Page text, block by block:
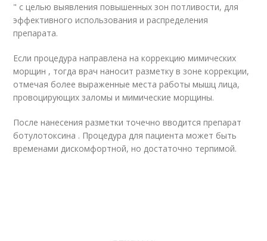
" с целью выявления повышенных зон потливости, для
эффективного использования и распределения
препарата.
Если процедура направлена на коррекцию мимических
морщин , тогда врач наносит разметку в зоне коррекции,
отмечая более выраженные места работы мышц лица,
провоцирующих заломы и мимические морщины.
После нанесения разметки точечно вводится препарат
ботулотоксина . Процедура для пациента может быть
временами дискомфортной, но достаточно терпимой.